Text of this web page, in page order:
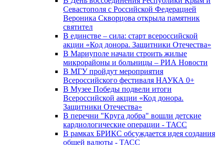
Севастополя с Российской Федерацией
Вероника Скворцова открыла памятник
святител
В единстве – сила: старт всероссийской
акции «Код донора. Защитники Отечества»
В Мариуполе начали строить жилые
микрорайоны и больницы – РИА Новости
В МГУ пройдут мероприятия
Всероссийского фестиваля НАУКА 0+
В Музее Победы подвели итоги
Всероссийской акции «Код донора.
Защитники Отечества»
В перечни "Круга добра" вошли детские
кардиологические операции - ТАСС
В рамках БРИКС обсуждается идея создания
общей валюты - ТАСС